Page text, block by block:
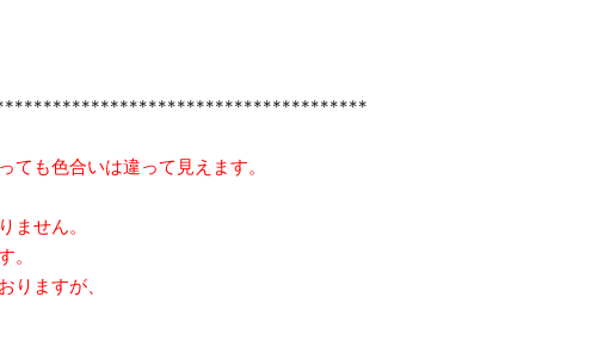
も色合いは違って見えます。
ません。
ますが、